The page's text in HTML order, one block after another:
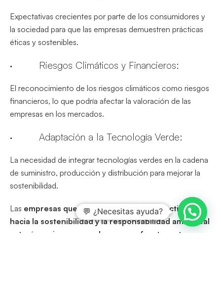
Expectativas crecientes por parte de los consumidores y
la sociedad para que las empresas demuestren prácticas
éticas y sostenibles.
· Riesgos Climáticos y Financieros:
El reconocimiento de los riesgos climáticos como riesgos
financieros, lo que podría afectar la valoración de las
empresas en los mercados.
· Adaptación a la Tecnología Verde:
La necesidad de integrar tecnologías verdes en la cadena
de suministro, producción y distribución para mejorar la
sostenibilidad.
Las empresas que adoptan enfoques proactivos
hacia la sostenibilidad y la responsabilidad ambiental
estarán mejor preparadas para enfrentar estos
💬 ¿Necesitas ayuda?